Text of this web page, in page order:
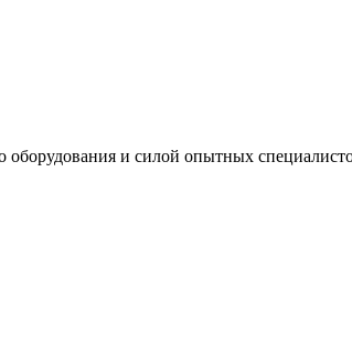
оборудования и силой опытных